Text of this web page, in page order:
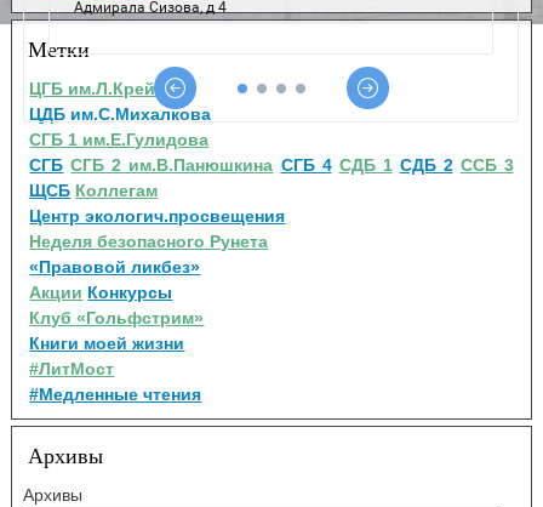
Метки
ЦГБ им.Л.Крейна
ЦДБ им.С.Михалкова
СГБ 1 им.Е.Гулидова
СГБ СГБ 2 им.В.Панюшкина СГБ 4 СДБ 1 СДБ 2 ССБ 3
ЩСБ Коллегам
Центр экологич.просвещения
Неделя безопасного Рунета
«Правовой ликбез»
Акции Конкурсы
Клуб «Гольфстрим»
Книги моей жизни
#ЛитМост
#Медленные чтения
Архивы
Архивы